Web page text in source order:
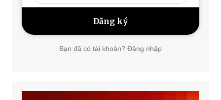
Bạn đã có tài khoản? Đăng nhập